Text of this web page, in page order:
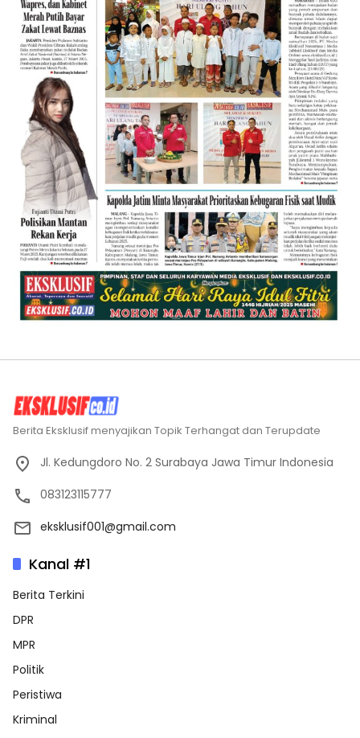
Berita Eksklusif menyajikan Topik Terhangat dan Terupdate
Jl. Kedungdoro No. 2 Surabaya Jawa Timur Indonesia
083123115777
eksklusif001@gmail.com
Kanal #1
Berita Terkini
DPR
MPR
Politik
Peristiwa
Kriminal